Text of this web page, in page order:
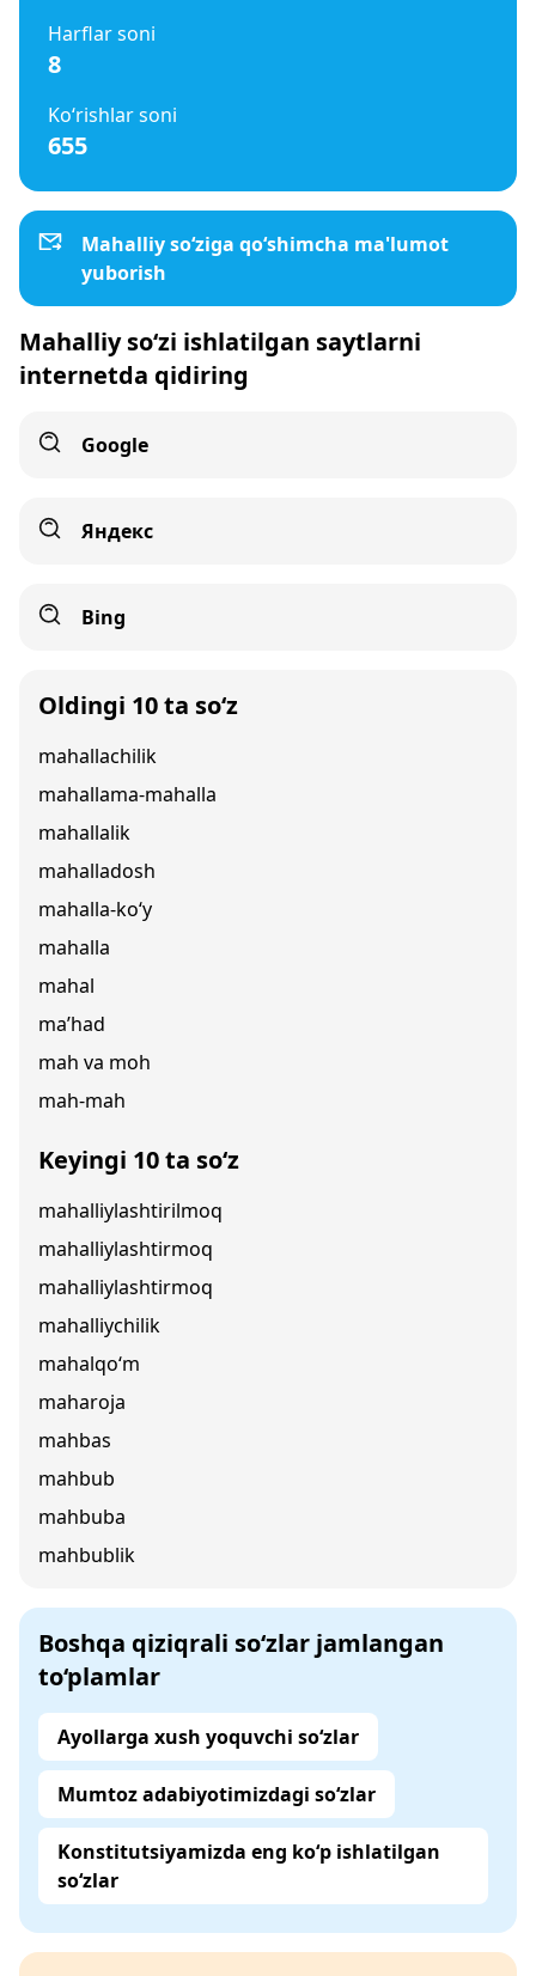
Harflar soni
8
Ko‘rishlar soni
655
Mahalliy so‘ziga qo‘shimcha ma'lumot
yuborish
Mahalliy so‘zi ishlatilgan saytlarni
internetda qidiring
Google
Яндекс
Bing
Oldingi 10 ta so‘z
mahallachilik
mahallama-mahalla
mahallalik
mahalladosh
mahalla-ko‘y
mahalla
mahal
ma’had
mah va moh
mah-mah
Keyingi 10 ta so‘z
mahalliylashtirilmoq
mahalliylashtirmoq
mahalliylashtirmoq
mahalliychilik
mahalqo‘m
maharoja
mahbas
mahbub
mahbuba
mahbublik
Boshqa qiziqrali so‘zlar jamlangan
to‘plamlar
Ayollarga xush yoquvchi so‘zlar
Mumtoz adabiyotimizdagi so‘zlar
Konstitutsiyamizda eng ko‘p ishlatilgan
so‘zlar